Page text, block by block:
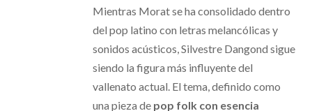
Mientras Morat se ha consolidado dentro
del pop latino con letras melancólicas y
sonidos acústicos, Silvestre Dangond sigue
siendo la figura más influyente del
vallenato actual. El tema, definido como
una pieza de pop folk con esencia